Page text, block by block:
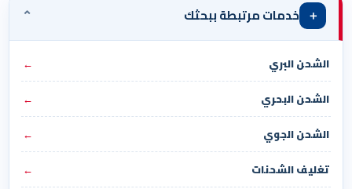
＋ خدمات مرتبطة ببحثك ⌄
الشحن البري
←
الشحن البحري
←
الشحن الجوي
←
تغليف الشحنات
←